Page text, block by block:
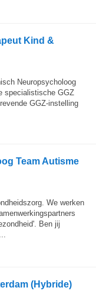
Kind &
Neuropsycholoog
specialistische GGZ
GGZ-instelling
Team Autisme
We werken
Ben jij
(Hybride)